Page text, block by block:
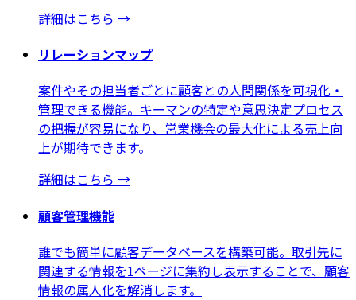
詳細はこちら →
リレーションマップ
案件やその担当者ごとに顧客との人間関係を可視化・
管理できる機能。キーマンの特定や意思決定プロセス
の把握が容易になり、営業機会の最大化による売上向
上が期待できます。
詳細はこちら →
顧客管理機能
誰でも簡単に顧客データベースを構築可能。取引先に
関連する情報を1ページに集約し表示することで、顧客
情報の属人化を解消します。